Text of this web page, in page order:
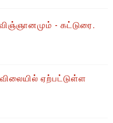
- கட்டுரை.
ஏற்பட்டுள்ள